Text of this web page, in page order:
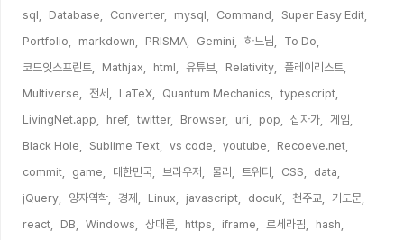
sql, Database, Converter, mysql, Command,
Super Easy Edit,
Portfolio,
markdown, PRISMA, Gemini, 하느님,
To Do,
코드잇스프린트,
Mathjax, html, 유튜브, Relativity,
플레이리스트,
Multiverse,
전세, LaTeX, Quantum Mechanics,
typescript,
LivingNet.app,
href, twitter, Browser, uri, pop, 십자가,
게임,
Black Hole,
Sublime Text, vs code, youtube,
Recoeve.net,
commit,
game, 대한민국, 브라우저, 물리, 트위터, CSS,
data,
jQuery,
양자역학, 경제, Linux, javascript, docuK, 천주교,
기도문,
react,
DB, Windows, 상대론, https, iframe, 르세라핌,
hash,